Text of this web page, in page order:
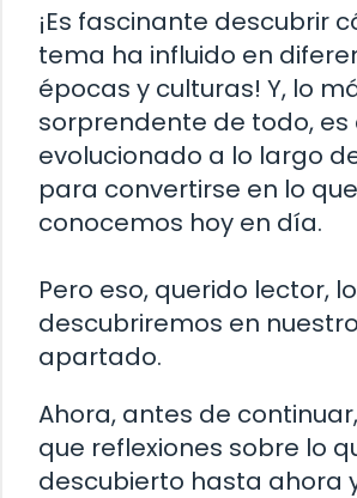
¡Es fascinante descubrir
tema ha influido en
épocas y culturas! Y, lo
sorprendente de todo, es
evolucionado a lo largo
para convertirse en lo que
conocemos hoy en día.
Pero eso, querido lector, lo
descubriremos en
apartado.
Ahora, antes de
que reflexiones sobre lo
descubierto hasta ahora